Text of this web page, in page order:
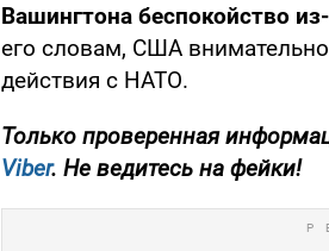
Вашингтона беспокойство
его словам, США
действия с НАТО.
Только проверенная
Viber. Не ведитесь на фейки!